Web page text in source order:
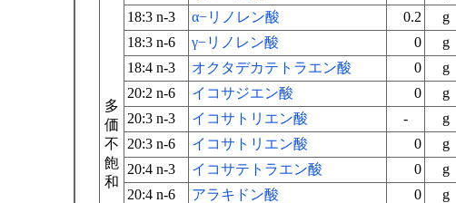
多
価
不
飽
和
18:3 n-3
α−リノレン酸 0.2
g
18:3 n-6
γ−リノレン酸 0
g
18:4 n-3
オクタデカテトラエン酸 0
g
20:2 n-6
イコサジエン酸 0
g
20:3 n-3
イコサトリエン酸 -
g
20:3 n-6
イコサトリエン酸 0
g
20:4 n-3
イコサテトラエン酸 0
g
20:4 n-6
アラキドン酸 0
g